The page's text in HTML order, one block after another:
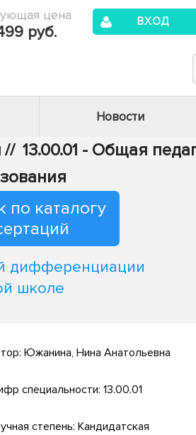
цена
руб.
ВХОД
Новости
// 13.00.01 - Общая
по каталогу
дифференциации
школе
Южанина, Нина Анатольевна
специальности: 13.00.01
степень: Кандидатская